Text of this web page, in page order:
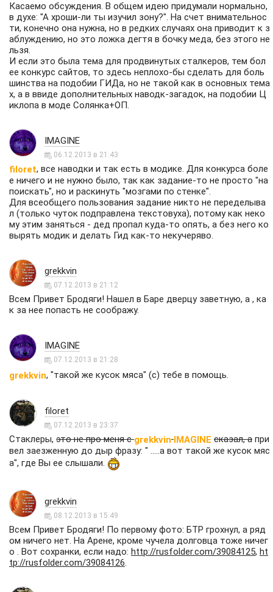
Касаемо обсуждения. В общем идею придумали нормально,
в духе: "А хроши-ли ты изучил зону?". На счет внимательнос
ти, конечно она нужна, но в редких случаях она приводит к з
аблуждению, но это ложка дегтя в бочку меда, без этого не
льзя.
И если это была тема для продвинутых сталкеров, тем бол
ее конкурс сайтов, то здесь неплохо-бы сделать для боль
шинства на подобии ГИДа, но не такой как в основных тема
х, а в ввиде дополнительных наводк-загадок, на подобии Ц
иклопа в моде Солянка+ОП.
IMAGINE
06.12.2013 в 21:43
filoret, все наводки и так есть в модике. Для конкурса боле
е ничего и не нужно было, так как задание-то не просто "на
поискать", но и раскинуть "мозгами по стенке".
Для всеобщего пользования задание никто не переделыва
л (только чуток подправлена текстовуха), потому как неко
му этим заняться - дед пропал куда-то опять, а без него ко
вырять модик и делать Гид как-то некучеряво.
grekkvin
07.12.2013 в 21:12
Всем Привет Бродяги! Нашел в Баре дверцу заветную, а , ка
к за нее попасть не соображу.
IMAGINE
07.12.2013 в 21:28
grekkvin, "такой же кусок мяса" (с) тебе в помощь.
filoret
07.12.2013 в 23:37
Стаклеры, это не про меня сgrekkvin IMAGINE сказал, а при
вел заезженную до дыр фразу: " .....а вот такой же кусок мяс
а", где Вы ее слышали.
grekkvin
08.12.2013 в 15:49
Всем Привет Бродяги! По первому фото: БТР грохнул, а ряд
ом ничего нет. На Арене, кроме чучела долговца тоже ничег
о . Вот сохранки, если надо: http://rusfolder.com/39084125, ht
tp://rusfolder.com/39084126.